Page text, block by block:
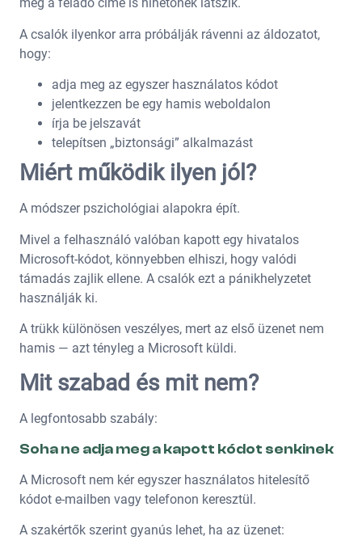
még a feladó címe is hihetőnek látszik.
A csalók ilyenkor arra próbálják rávenni az áldozatot,
hogy:
adja meg az egyszer használatos kódot
jelentkezzen be egy hamis weboldalon
írja be jelszavát
telepítsen „biztonsági” alkalmazást
Miért működik ilyen jól?
A módszer pszichológiai alapokra épít.
Mivel a felhasználó valóban kapott egy hivatalos
Microsoft-kódot, könnyebben elhiszi, hogy valódi
támadás zajlik ellene. A csalók ezt a pánikhelyzetet
használják ki.
A trükk különösen veszélyes, mert az első üzenet nem
hamis — azt tényleg a Microsoft küldi.
Mit szabad és mit nem?
A legfontosabb szabály:
Soha ne adja meg a kapott kódot senkinek
A Microsoft nem kér egyszer használatos hitelesítő
kódot e-mailben vagy telefonon keresztül.
A szakértők szerint gyanús lehet, ha az üzenet: